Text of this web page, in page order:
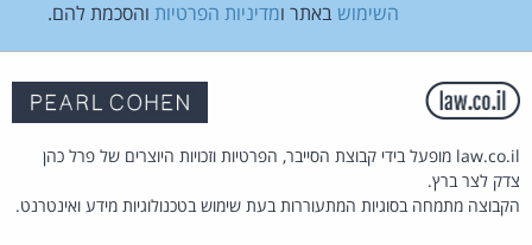
השימוש באתר ומדיניות הפרטיות והסכמת להם.
law.co.il מופעל בידי קבוצת הסייבר, הפרטיות וזכויות היוצרים של פרל כהן
צדק לצר ברץ.
הקבוצה מתמחה בסוגיות המתעוררות בעת שימוש בטכנולוגיות מידע ואינטרנט.